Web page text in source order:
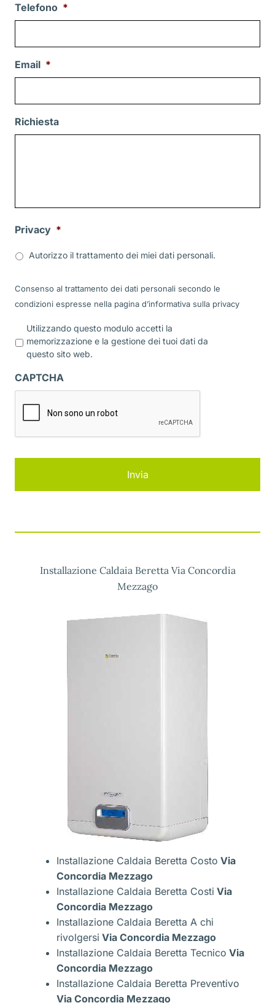
Telefono *
Email *
Richiesta
Privacy *
Autorizzo il trattamento dei miei dati personali.
Consenso al trattamento dei dati personali secondo le
condizioni espresse nella pagina d’informativa sulla privacy
r
a
c
Utilizzando questo modulo accetti la
memorizzazione e la gestione dei tuoi dati da
questo sito web.
CAPTCHA
Installazione Caldaia Beretta Via Concordia
Mezzago
Installazione Caldaia Beretta Costo Via
Concordia Mezzago
Installazione Caldaia Beretta Costi Via
Concordia Mezzago
Installazione Caldaia Beretta A chi
rivolgersi Via Concordia Mezzago
Installazione Caldaia Beretta Tecnico Via
Concordia Mezzago
Installazione Caldaia Beretta Preventivo
Via Concordia Mezzago